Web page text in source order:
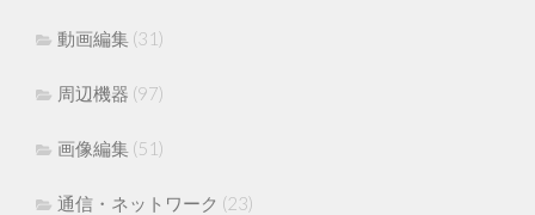
動画編集 (31)
周辺機器 (97)
画像編集 (51)
通信・ネットワーク (23)